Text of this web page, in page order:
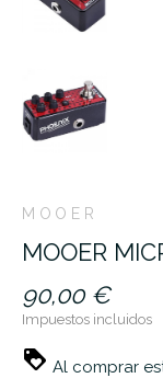
MOOER
MOOER
90,00 €
Impuestos incluidos
Al comprar